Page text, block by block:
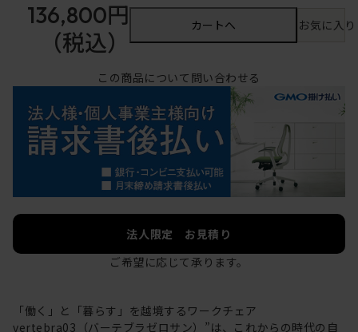
136,800円
（税込）
カートへ お気に入
この商品について問い合わせる
法人限定 お見積り
ご希望に応じて承ります。
「働く」と「暮らす」を越境するワークチェア
vertebra03（バーテブラゼロサン）”は、これからの時代の自